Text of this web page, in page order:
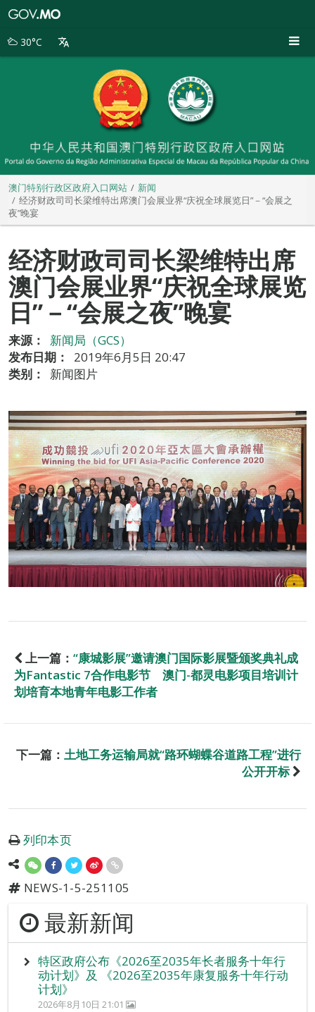
别
30°C
澳门特别行政区政府入口网站
新闻
经济财政司司长梁维特出席澳门会展业界“庆祝全球展览日”－“会展之
夜”晚宴
经济财政司司长梁维特出席
澳门会展业界“庆祝全球展览
日”－“会展之夜”晚宴
来源：
新闻局（GCS）
发布日期：
2019年6月5日 20:47
类别：
新闻图片
上一篇： “康城影展”邀请澳门国际影展暨颁奖典礼成
为Fantastic 7合作电影节 澳门-都灵电影项目培训计
划培育本地青年电影工作者
下一篇： 土地工务运输局就“路环蝴蝶谷道路工程”进行
公开开标
列印本页
NEWS-1-5-251105
最新新闻
特区政府公布《2026至2035年长者服务十年行
动计划》及 《2026至2035年康复服务十年行动
计划》
2026年8月10日 21:01